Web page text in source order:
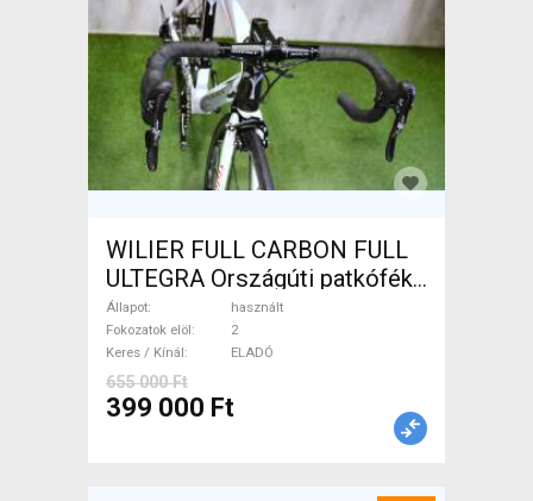
WILIER FULL CARBON FULL
ULTEGRA Országúti patkófék
használt ELADÓ
Állapot
használt
Fokozatok elöl
2
Keres / Kínál
ELADÓ
655 000 Ft
399 000 Ft